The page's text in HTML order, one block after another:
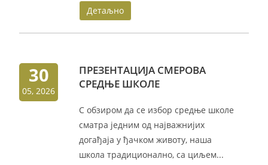
Детаљно
30
05, 2026
ПРЕЗЕНТАЦИЈА СМЕРОВА
СРЕДЊЕ ШКОЛЕ
С обзиром да се избор средње школе
сматра једним од најважнијих
догађаја у ђачком животу, наша
школа традиционално, са циљем...